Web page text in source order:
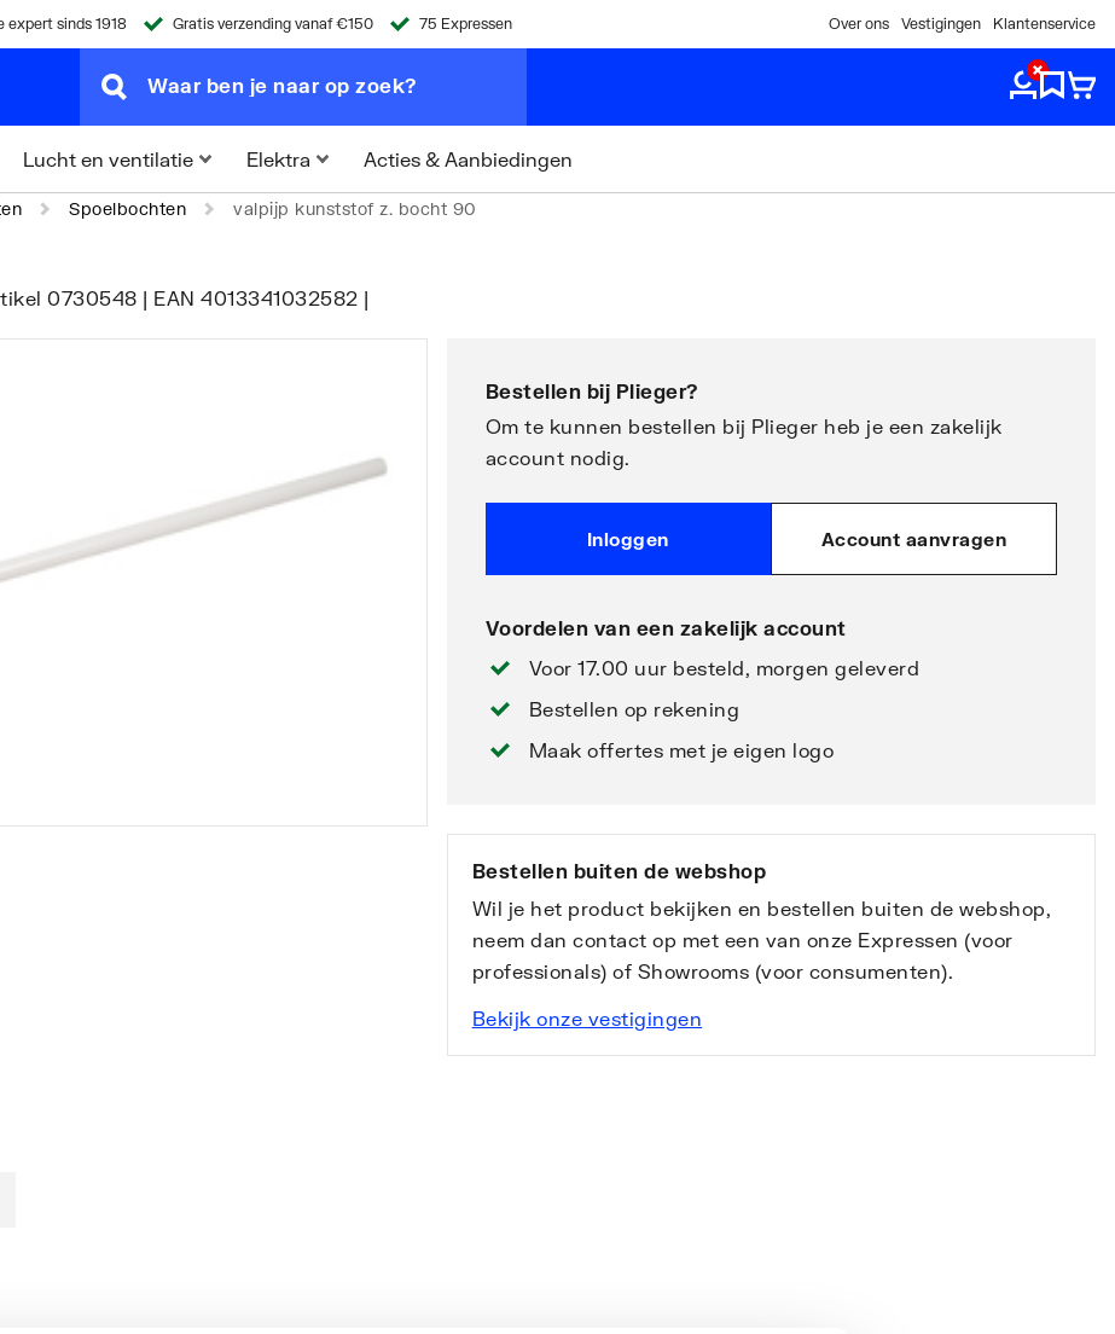
expert sinds 1918 Gratis verzending vanaf €150 75 Expressen Over ons Vestigingen Klantenservice
Lucht en ventilatie Elektra Acties & Aanbiedingen
Spoelbochten valpijp kunststof z. bocht 90
0730548 | EAN 4013341032582 |
Bestellen bij Plieger?
Om te kunnen bestellen bij Plieger heb je een zakelijk
account nodig.
Inloggen Account aanvragen
Voordelen van een zakelijk account
Voor 17.00 uur besteld, morgen geleverd
Bestellen op rekening
Maak offertes met je eigen logo
Bestellen buiten de webshop
Wil je het product bekijken en bestellen buiten de webshop,
neem dan contact op met een van onze Expressen (voor
professionals) of Showrooms (voor consumenten).
Bekijk onze vestigingen